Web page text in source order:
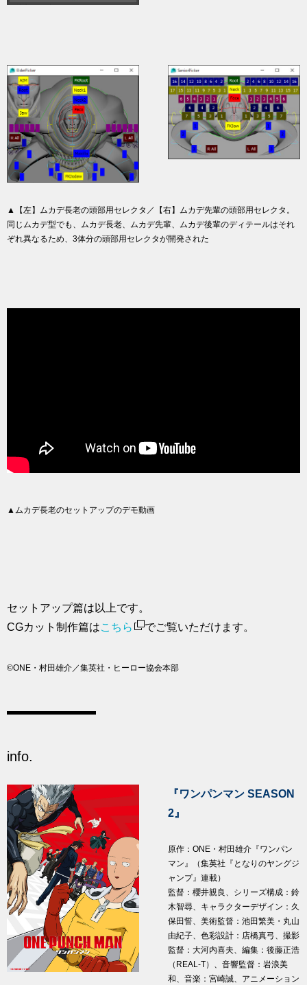
▲【左】ムカデ長老の頭部用セレクタ／【右】ムカデ先輩の頭部用セレクタ。
同じムカデ型でも、ムカデ長老、ムカデ先輩、ムカデ後輩のディテールはそれ
ぞれ異なるため、3体分の頭部用セレクタが開発された
▲ムカデ長老のセットアップのデモ動画
セットアップ篇は以上です。
CGカット制作篇はこちら でご覧いただけます。
©ONE・村田雄介／集英社・ヒーロー協会本部
info.
『ワンパンマン SEASON
2』
原作：ONE・村田雄介『ワンパン
マン』（集英社『となりのヤングジ
ャンプ』連載）
監督：櫻井親良、シリーズ構成：鈴
木智尋、キャラクターデザイン：久
保田誓、美術監督：池田繁美・丸山
由紀子、色彩設計：店橋真弓、撮影
監督：大河内喜夫、編集：後藤正浩
（REAL-T）、音響監督：岩浪美
和、音楽：宮崎誠、アニメーション